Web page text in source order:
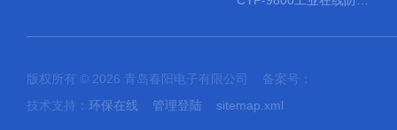
版权所有 © 2026 青岛春阳电子有限公司 备案号：
技术支持： 环保在线 管理登陆 sitemap.xml